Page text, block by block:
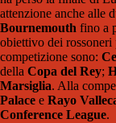
attenzione anche alle
Bournemouth fino a
obiettivo dei
competizione sono:
della Copa del Rey;
Marsiglia. Alla
Palace e Rayo
Conference League.